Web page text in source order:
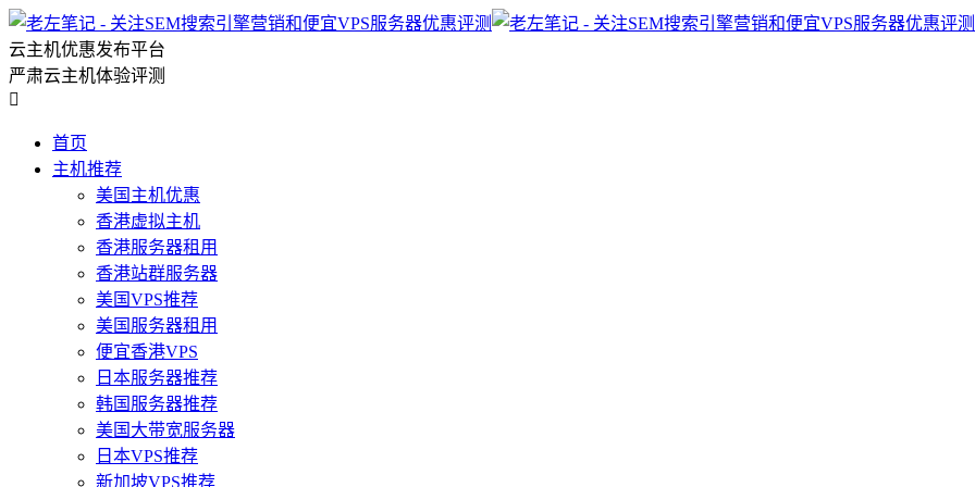
云主机优惠发布平台
严肃云主机体验评测

首页
主机推荐
美国主机优惠
香港虚拟主机
香港服务器租用
香港站群服务器
美国VPS推荐
美国服务器租用
便宜香港VPS
日本服务器推荐
韩国服务器推荐
美国大带宽服务器
日本VPS推荐
新加坡VPS推荐